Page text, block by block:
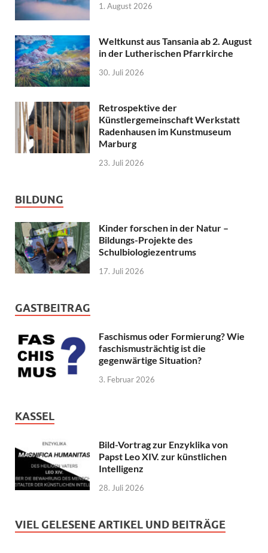
1. August 2026
Weltkunst aus Tansania ab 2. August
in der Lutherischen Pfarrkirche
30. Juli 2026
Retrospektive der
Künstlergemeinschaft Werkstatt
Radenhausen im Kunstmuseum
Marburg
23. Juli 2026
BILDUNG
Kinder forschen in der Natur –
Bildungs-Projekte des
Schulbiologiezentrums
17. Juli 2026
GASTBEITRAG
Faschismus oder Formierung? Wie
faschismusträchtig ist die
gegenwärtige Situation?
3. Februar 2026
KASSEL
Bild-Vortrag zur Enzyklika von
Papst Leo XIV. zur künstlichen
Intelligenz
28. Juli 2026
VIEL GELESENE ARTIKEL UND BEITRÄGE